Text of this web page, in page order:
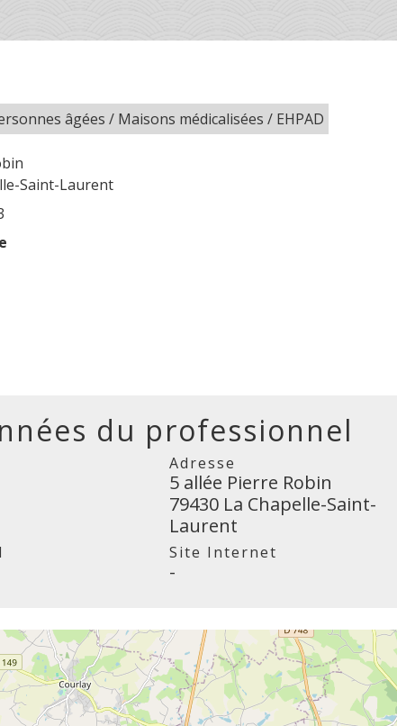
âgées / Maisons médicalisées / EHPAD
Saint-Laurent
du professionnel
Adresse
5 allée Pierre Robin
79430 La Chapelle-Saint-
Laurent
Site Internet
-